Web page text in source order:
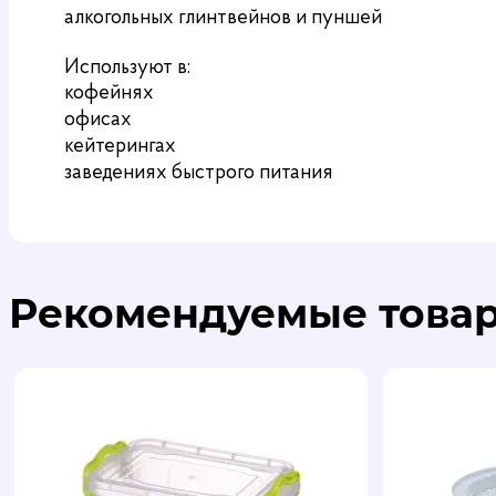
алкогольных глинтвейнов и пуншей
Используют в:
кофейнях
офисах
кейтерингах
заведениях быстрого питания
Рекомендуемые